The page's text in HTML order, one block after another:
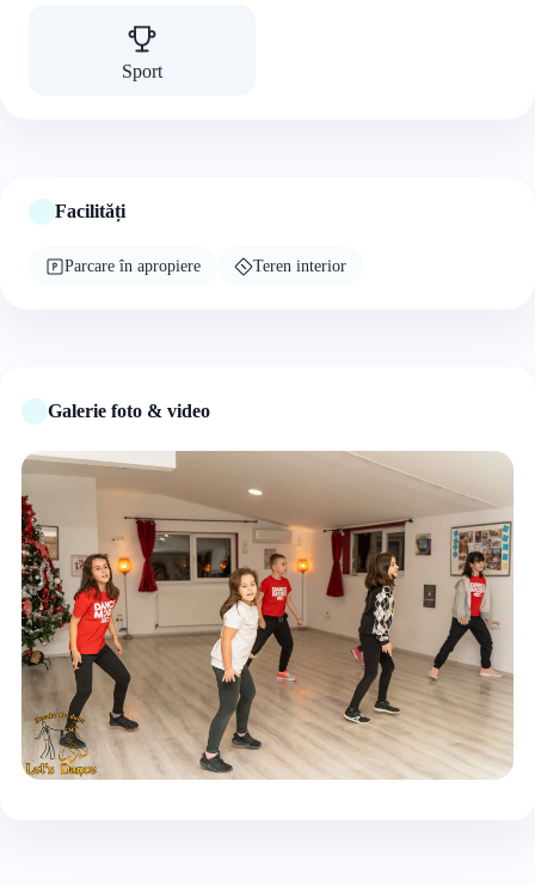
Sport
Facilități
Parcare în apropiere Teren interior
Galerie foto & video